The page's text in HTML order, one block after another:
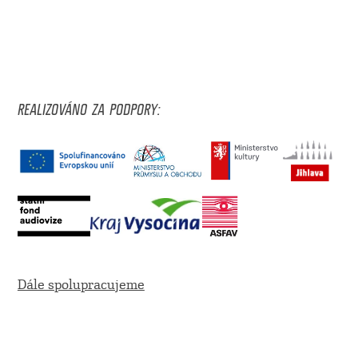
REALIZOVÁNO ZA PODPORY:
Dále spolupracujeme